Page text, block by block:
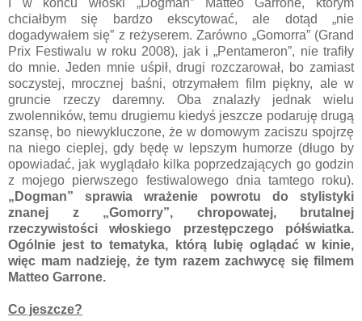
I w końcu włoski „Dogman” Matteo Garrone, którym
chciałbym się bardzo ekscytować, ale dotąd „nie
dogadywałem się” z reżyserem. Zarówno „Gomorra” (Grand
Prix Festiwalu w roku 2008), jak i „Pentameron”, nie trafiły
do mnie. Jeden mnie uśpił, drugi rozczarował, bo zamiast
soczystej, mrocznej baśni, otrzymałem film piękny, ale w
gruncie rzeczy daremny. Oba znalazły jednak wielu
zwolenników, temu drugiemu kiedyś jeszcze podaruję drugą
szansę, bo niewykluczone, że w domowym zaciszu spojrzę
na niego cieplej, gdy będę w lepszym humorze (długo by
opowiadać, jak wyglądało kilka poprzedzających go godzin
z mojego pierwszego festiwalowego dnia tamtego roku).
„Dogman” sprawia wrażenie powrotu do stylistyki
znanej z „Gomorry”, chropowatej, brutalnej
rzeczywistości włoskiego przestępczego półświatka.
Ogólnie jest to tematyka, którą lubię oglądać w kinie,
więc mam nadzieję, że tym razem zachwycę się filmem
Matteo Garrone.
Co jeszcze?